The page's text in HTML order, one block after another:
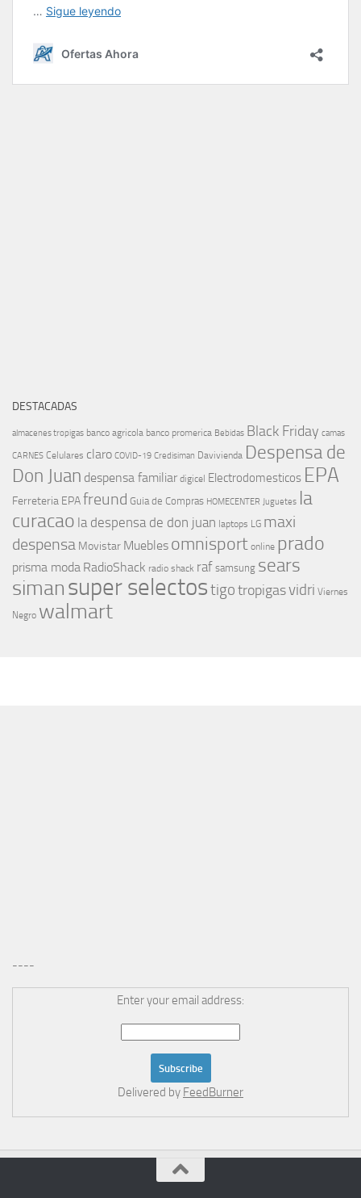
DESTACADAS
almacenes tropigas banco agricola banco promerica Bebidas Black Friday camas
CARNES Celulares claro COVID-19 Credisiman Davivienda Despensa de
Don Juan despensa familiar digicel Electrodomesticos EPA
Ferreteria EPAfreund Guia de Compras HOMECENTER Juguetes la
curacao la despensa de don juan laptops LG maxi
despensa Movistar Muebles omnisport online prado
prisma moda RadioShack radio shack raf samsung sears
simansuper selectostigotropigasvidri Viernes
Negro walmart
----
Enter your email address:
Delivered by FeedBurner